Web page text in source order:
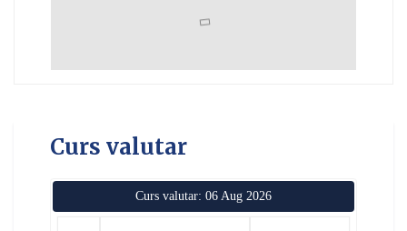
Curs valutar
Curs valutar: 06 Aug 2026